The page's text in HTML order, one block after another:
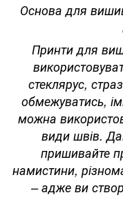
Основа для
Принти для
стеклярус,
обмежуватись,
можна
види швів.
пришивайте
намистини,
– адже ви